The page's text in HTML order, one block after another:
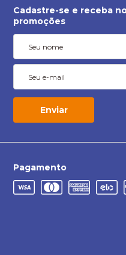
Cadastre-se e receba
promoções
Enviar
Pagamento